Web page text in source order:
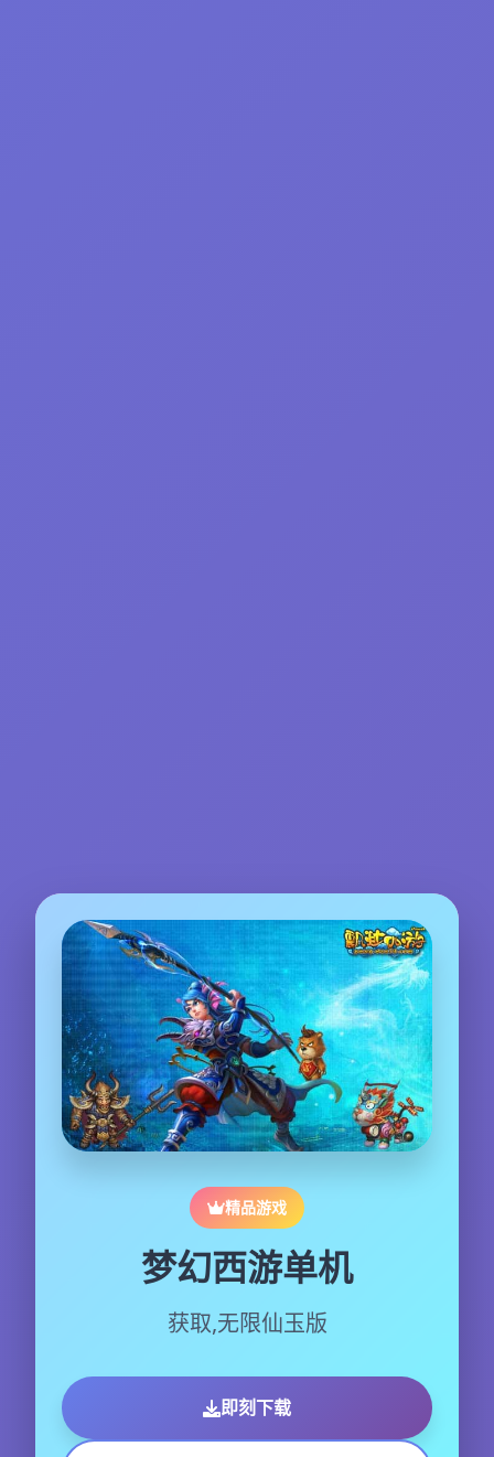
精品游戏
梦幻西游单机
获取,无限仙玉版
即刻下载